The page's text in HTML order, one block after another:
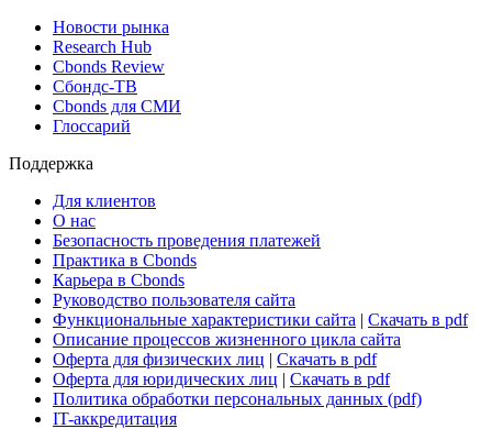
Новости рынка
Research Hub
Cbonds Review
Сбондс-ТВ
Cbonds для СМИ
Глоссарий
Поддержка
Для клиентов
О нас
Безопасность проведения платежей
Практика в Cbonds
Карьера в Cbonds
Руководство пользователя сайта
Функциональные характеристики сайта | Скачать в pdf
Описание процессов жизненного цикла сайта
Оферта для физических лиц | Скачать в pdf
Оферта для юридических лиц | Скачать в pdf
Политика обработки персональных данных (pdf)
IT-аккредитация